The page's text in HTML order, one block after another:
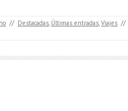
// Destacadas, Últimas entradas,Viajes //